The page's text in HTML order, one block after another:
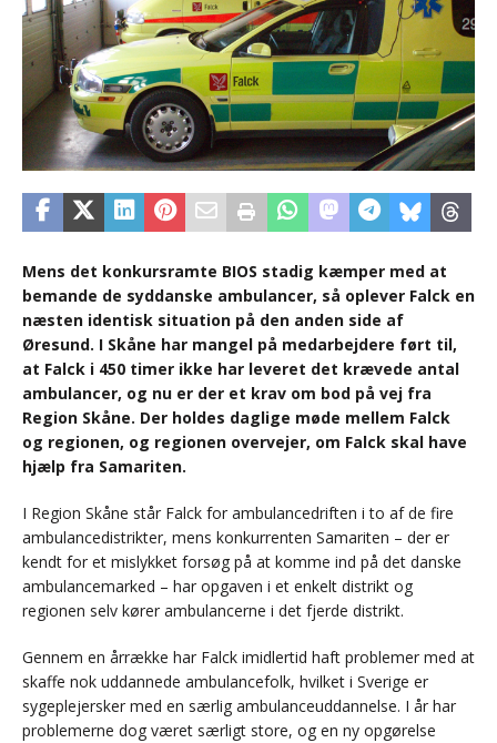
Mens det konkursramte BIOS stadig kæmper med at
bemande de syddanske ambulancer, så oplever Falck en
næsten identisk situation på den anden side af
Øresund. I Skåne har mangel på medarbejdere ført til,
at Falck i 450 timer ikke har leveret det krævede antal
ambulancer, og nu er der et krav om bod på vej fra
Region Skåne. Der holdes daglige møde mellem Falck
og regionen, og regionen overvejer, om Falck skal have
hjælp fra Samariten.
I Region Skåne står Falck for ambulancedriften i to af de fire
ambulancedistrikter, mens konkurrenten Samariten – der er
kendt for et mislykket forsøg på at komme ind på det danske
ambulancemarked – har opgaven i et enkelt distrikt og
regionen selv kører ambulancerne i det fjerde distrikt.
Gennem en årrække har Falck imidlertid haft problemer med at
skaffe nok uddannede ambulancefolk, hvilket i Sverige er
sygeplejersker med en særlig ambulanceuddannelse. I år har
problemerne dog været særligt store, og en ny opgørelse